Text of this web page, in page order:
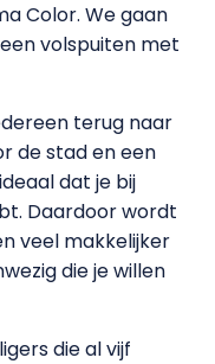
Color. We gaan
volspuiten met
terug naar
de stad en een
dat je bij
Daardoor wordt
veel makkelijker
die je willen
die al vijf